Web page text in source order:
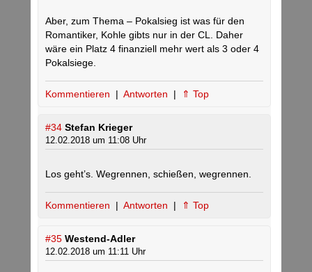
Aber, zum Thema – Pokalsieg ist was für den
Romantiker, Kohle gibts nur in der CL. Daher
wäre ein Platz 4 finanziell mehr wert als 3 oder 4
Pokalsiege.
Kommentieren | Antworten | ⇑ Top
#34 Stefan Krieger
12.02.2018 um 11:08 Uhr
Los geht’s. Wegrennen, schießen, wegrennen.
Kommentieren | Antworten | ⇑ Top
#35 Westend-Adler
12.02.2018 um 11:11 Uhr